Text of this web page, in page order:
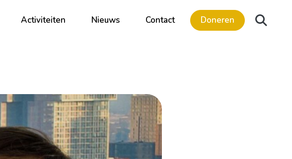
Activiteiten Nieuws Contact Doneren